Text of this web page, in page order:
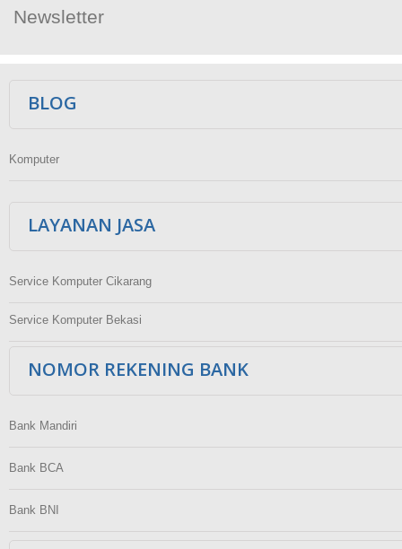
Newsletter
BLOG
Komputer
LAYANAN JASA
Service Komputer Cikarang
Service Komputer Bekasi
NOMOR REKENING BANK
Bank Mandiri
Bank BCA
Bank BNI